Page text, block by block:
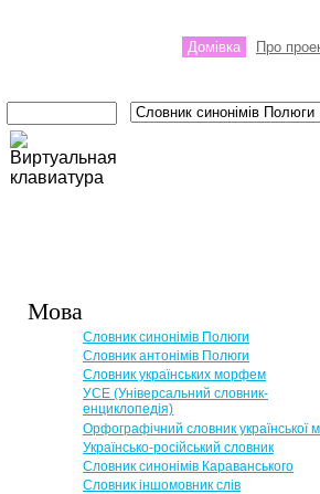
Домівка Про
Мова
Словник синонімів Полюги
Словник антонімів Полюги
Словник українських морфем
УСЕ (Універсальний словник-
енциклопедія)
Орфографічний словник української
Українсько-російський словник
Словник синонімів Караванського
Словник іншомовник слів